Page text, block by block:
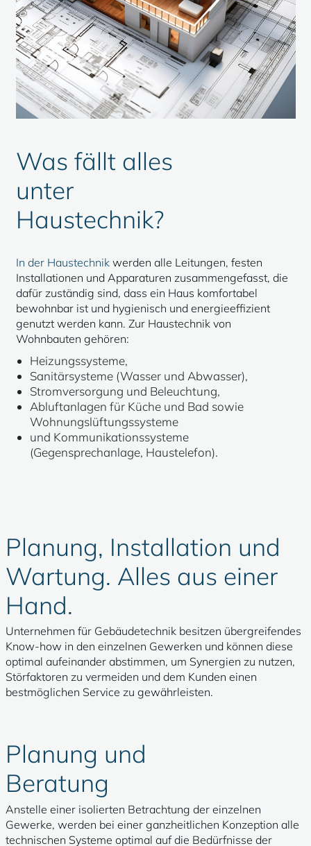
Was fällt alles
unter
Haustechnik?
In der Haustechnik werden alle Leitungen, festen
Installationen und Apparaturen zusammengefasst, die
dafür zuständig sind, dass ein Haus komfortabel
bewohnbar ist und hygienisch und energieeffizient
genutzt werden kann. Zur Haustechnik von
Wohnbauten gehören:
Heizungssysteme,
Sanitärsysteme (Wasser und Abwasser),
Stromversorgung und Beleuchtung,
Abluftanlagen für Küche und Bad sowie
Wohnungslüftungssysteme
und Kommunikationssysteme
(Gegensprechanlage, Haustelefon).
Planung, Installation und
Wartung. Alles aus einer
Hand.
Unternehmen für Gebäudetechnik besitzen übergreifendes
Know-how in den einzelnen Gewerken und können diese
optimal aufeinander abstimmen, um Synergien zu nutzen,
Störfaktoren zu vermeiden und dem Kunden einen
bestmöglichen Service zu gewährleisten.
Planung und
Beratung
Anstelle einer isolierten Betrachtung der einzelnen
Gewerke, werden bei einer ganzheitlichen Konzeption alle
technischen Systeme optimal auf die Bedürfnisse der